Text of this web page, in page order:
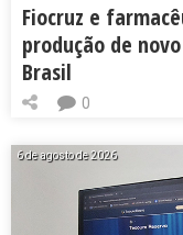
Fiocruz e
produção de
Brasil
0
6 de agosto de 2026